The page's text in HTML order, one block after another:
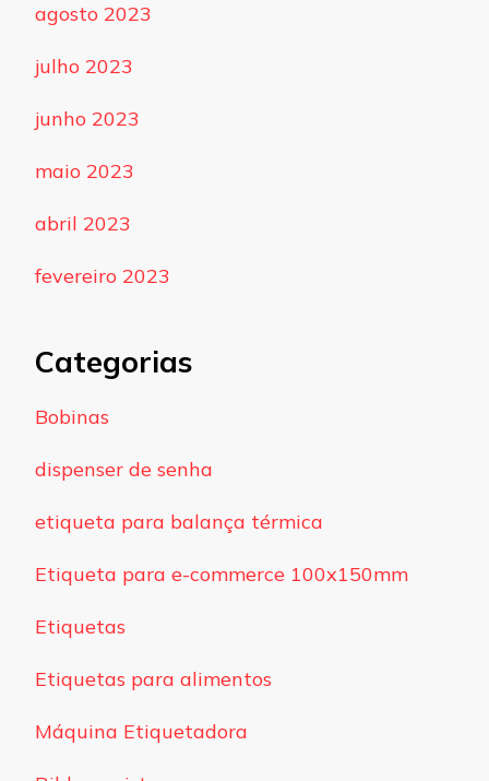
agosto 2023
julho 2023
junho 2023
maio 2023
abril 2023
fevereiro 2023
Categorias
Bobinas
dispenser de senha
etiqueta para balança térmica
Etiqueta para e-commerce 100x150mm
Etiquetas
Etiquetas para alimentos
Máquina Etiquetadora